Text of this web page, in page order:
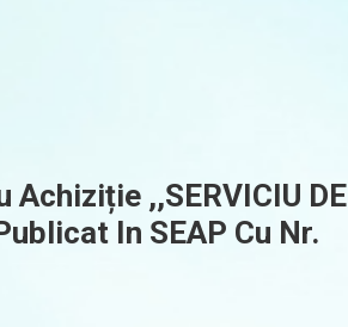
Achiziție ,,SERVICIU DE
In SEAP Cu Nr.